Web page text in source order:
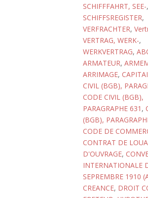
SCHIFFFAHRT, SEE-,
SCHIFFSREGISTER,
VERFRACHTER,
VERTRAG, WERK-,
WERKVERTRAG,
ARMATEUR,
ARRIMAGE,
CIVIL (BGB),
CODE CIVIL (BGB),
PARAGRAPHE 631 ,
(BGB),
CODE DE
CONTRAT DE
D'OUVRAGE,
INTERNATIONALE
SEPREMBRE 1910
CREANCE, DROIT